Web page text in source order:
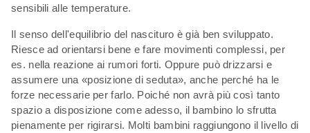
sensibili alle temperature.
Il senso dell'equilibrio del nascituro è già ben sviluppato.
Riesce ad orientarsi bene e fare movimenti complessi, per
es. nella reazione ai rumori forti. Oppure può drizzarsi e
assumere una «posizione di seduta», anche perché ha le
forze necessarie per farlo. Poiché non avrà più così tanto
spazio a disposizione come adesso, il bambino lo sfrutta
pienamente per rigirarsi. Molti bambini raggiungono il livello di